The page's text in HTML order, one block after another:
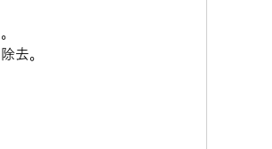
去。